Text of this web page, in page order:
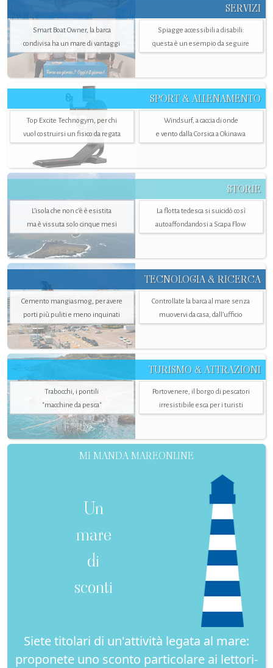
SERVIZI
Smart Boat Owner, la barca
condivisa ha un mare di vantaggi
Spiagge accessibili a disabili:
questa è un esempio da seguire
SPORT & ALLENAMENTO
Top Excite Technogym, per chi
vuol costruirsi un fisico da regata
Windsurf, a caccia di onde
e vento dalla Corsica a Okinawa
STORIE
L’isola che non c'è è esistita
ma è vissuta solo cinque mesi
La flotta tedesca si suicidò così
autoaffondandosi a Scapa Flow
TECNOLOGIA & RICERCA
Cemento mangiasmog, per avere
porti più puliti e meno inquinati
Controllate la barca al mare senza
muovervi da casa, dall’ufficio
TURISMO & ATTRAZIONI
Trabocchi, i pontili
"macchine da pesca"
Portovenere, il borgo di pescatori
irresistibile esca per i turisti
MI MANDA MAREONLINE
Un
mare
di
sconti
Siete titolari di un'attività legata al mare:
proponete uno sconto particolare ai lettori-